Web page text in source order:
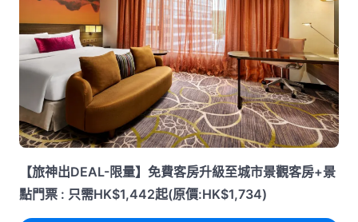
【旅神出DEAL-限量】免費客房升級至城市景觀客房+景
點門票 : 只需HK$1,442起(原價:HK$1,734)